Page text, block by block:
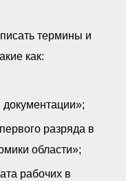
термины и
как:
документации»;
разряда в
области»;
рабочих в